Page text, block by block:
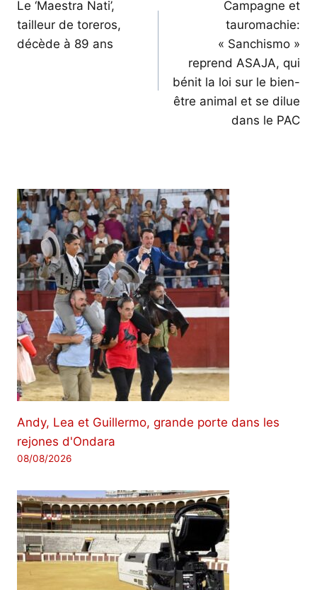
de
l’article
Le ‘Maestra Nati’,
tailleur de toreros,
décède à 89 ans
Campagne et
tauromachie:
« Sanchismo »
reprend ASAJA, qui
bénit la loi sur le bien-
être animal et se dilue
dans le PAC
Andy, Lea et Guillermo, grande porte dans les
rejones d'Ondara
08/08/2026